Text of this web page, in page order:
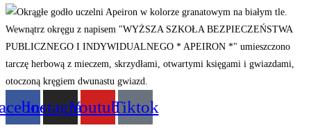
InstagramYoutubeTiktok